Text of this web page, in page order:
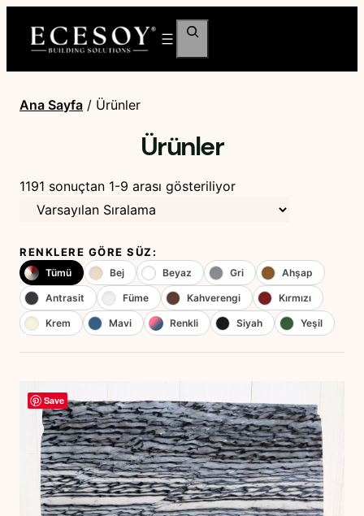
Ara
Ana Sayfa / Ürünler
Ürünler
1191 sonuçtan 1-9 arası gösteriliyor
RENKLERE GÖRE SÜZ:
Tümü Bej Beyaz Gri Ahşap
Antrasit Füme Kahverengi Kırmızı
Krem Mavi Renkli Siyah Yeşil
Save